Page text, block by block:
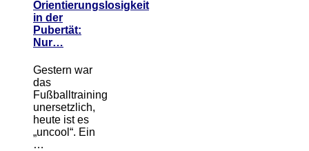
Orientierungslosigkeit
in der
Pubertät:
Nur…
Gestern war
das
Fußballtraining
unersetzlich,
heute ist es
„uncool“. Ein
…